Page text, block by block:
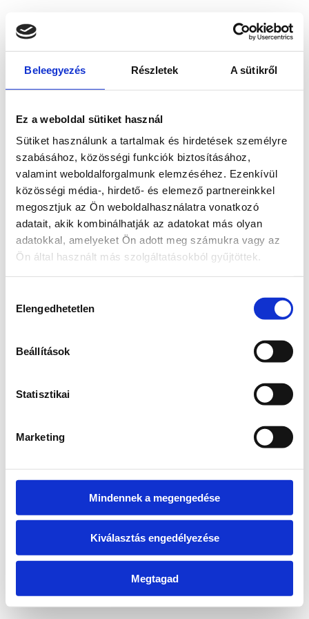
Beleegyezés Részletek A sütikről
Ez a weboldal sütiket használ
Sütiket használunk a tartalmak és hirdetések személyre
szabásához, közösségi funkciók biztosításához,
valamint weboldalforgalmunk elemzéséhez. Ezenkívül
közösségi média-, hirdető- és elemező partnereinkkel
megosztjuk az Ön weboldalhasználatra vonatkozó
adatait, akik kombinálhatják az adatokat más olyan
adatokkal, amelyeket Ön adott meg számukra vagy az
Ön által használt más szolgáltatásokból gyűjtöttek.
kiválasztása
Elengedhetetlen
Beállítások
Statisztikai
Marketing
Mindennek a megengedése
Kiválasztás engedélyezése
Megtagad
loadingwww.bicapp.hu
(see the browser console for more